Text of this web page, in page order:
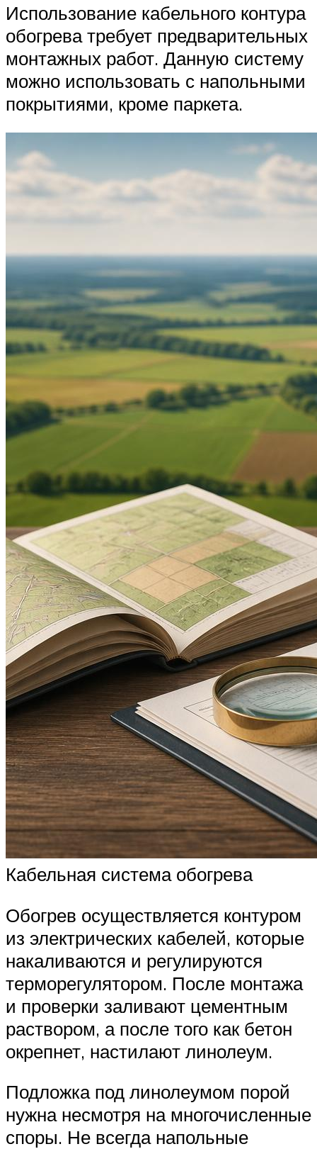
Использование кабельного контура
обогрева требует предварительных
монтажных работ. Данную систему
можно использовать с напольными
покрытиями, кроме паркета.
Кабельная система обогрева
Обогрев осуществляется контуром
из электрических кабелей, которые
накаливаются и регулируются
терморегулятором. После монтажа
и проверки заливают цементным
раствором, а после того как бетон
окрепнет, настилают линолеум.
Подложка под линолеумом порой
нужна несмотря на многочисленные
споры. Не всегда напольные